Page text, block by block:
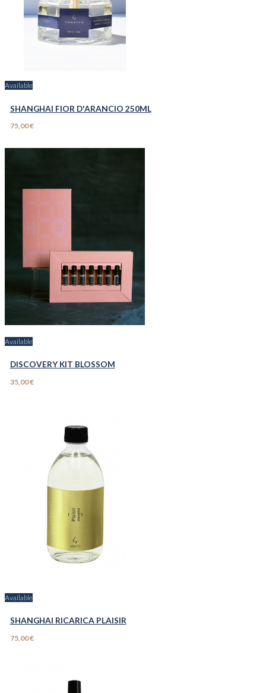
Available
SHANGHAI FIOR D'ARANCIO 250ML
75,00 €
Available
DISCOVERY KIT BLOSSOM
35,00 €
Available
SHANGHAI RICARICA PLAISIR
75,00 €